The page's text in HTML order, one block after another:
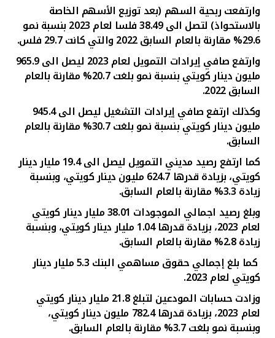
المملكة المتحدة
مملكة البحرين
وارتفعت ربحية السهم (بعد توزيع الأسهم الخاصة
بالاستحواذ) لتصل الى 38.49 فلسا لعام 2023 بنسبة نمو
29.6% مقارنة بالعام السابق 2022 والتي كانت 29.7فلس.
وارتفع صافي إيرادات التمويل لعام 2023 ليصل الى
965.9
مليون دينار كويتي بنسبة نمو بلغت20.7
%مقارنة بالعام
السابق 2022.
وكذلك ارتفع صافي إيرادات التشغيل ليصل الى945.4
مليون دينار كويتي بنسبة نمو بلغت30.7
%مقارنة بالعام
السابق.
كما ارتفع رصيد مديني التمويل ليصل الى19.4 مليار دينار
كويتي، بزيادة قدرها 624.7 مليون دينار كويتي، وبنسبة
زيادة3.3% مقارنة بالعام السابق.
وبلغ رصيد اجمالي الموجودات 38.01 مليار دينار كويتي
لعام 2023، بزيادة قدرها 1.04 مليار دينار كويتي، وبنسبة
زيادة2.8% مقارنة بالعام السابق.
كما بلغ إجمالي
حقوق مساهمي البنك 5.3 مليار دينار
كويتي لعام 2023.
وزادت حسابات المودعين لتبلغ21.8مليار دينار كويتي
لعام 2023 ، بزيادة قدرها 782.4 مليون ديناركويتي،
وبنسبة نمو بلغت 3.7% مقارنة بالعام السابق.